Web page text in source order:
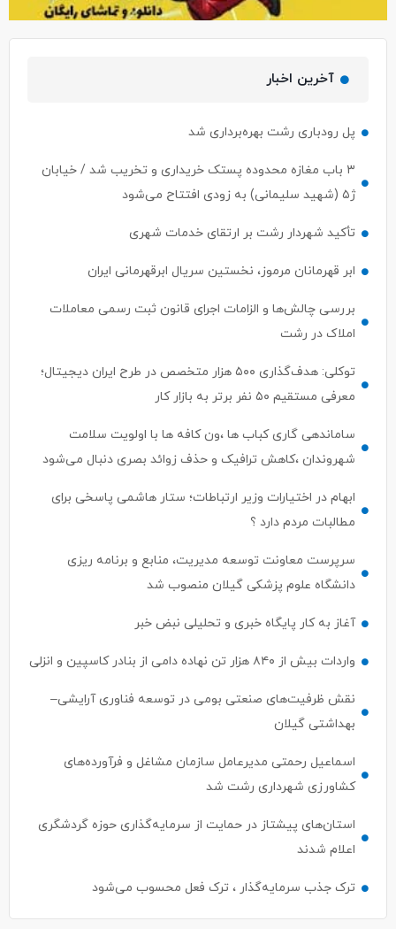
آخرین اخبار
پل رودباری رشت بهره‌برداری شد
۳ باب مغازه محدوده پستک خریداری و تخریب شد / خیابان
ژ۵ (شهید سلیمانی) به زودی افتتاح می‌شود
تأکید شهردار رشت بر ارتقای خدمات شهری
ابر قهرمانان مرموز، نخستین سریال ابرقهرمانی ایران
بررسی چالش‌ها و الزامات اجرای قانون ثبت رسمی معاملات
املاک در رشت
توکلی: هدف‌گذاری ۵۰۰ هزار متخصص در طرح ایران دیجیتال؛
معرفی مستقیم ۵۰ نفر برتر به بازار کار
ساماندهی گاری کباب ها ،ون کافه ها با اولویت سلامت
شهروندان ،کاهش ترافیک و حذف زوائد بصری دنبال می‌شود
ابهام در اختیارات وزیر ارتباطات؛ ستار هاشمی پاسخی برای
مطالبات مردم دارد ؟
سرپرست معاونت توسعه مدیریت، منابع و برنامه ریزی
دانشگاه علوم پزشکی گیلان منصوب شد
آغاز به کار پایگاه خبری و تحلیلی نبض خبر
واردات بیش از ۸۴۰ هزار تن نهاده دامی از بنادر كاسپین و انزلی
نقش ظرفیت‌های صنعتی بومی در توسعه فناوری آرایشی–
بهداشتی گیلان
اسماعیل رحمتی مدیرعامل سازمان مشاغل و فرآورده‌های
کشاورزی شهرداری رشت شد
استان‌های پیشتاز در حمایت از سرمایه‌گذاری حوزه گردشگری
اعلام شدند
ترک جذب سرمایه‌گذار ، ترک فعل محسوب می‌شود